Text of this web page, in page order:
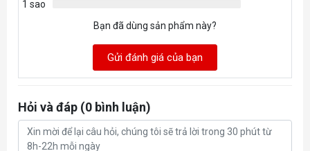
1 sao
Bạn đã dùng sản phẩm này?
Gửi đánh giá của bạn
Hỏi và đáp (0 bình luận)